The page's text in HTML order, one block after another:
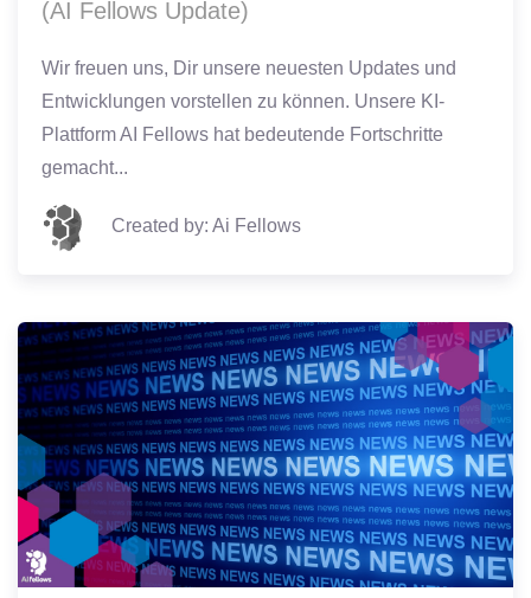
(AI Fellows Update)
Wir freuen uns, Dir unsere neuesten Updates und
Entwicklungen vorstellen zu können. Unsere KI-
Plattform AI Fellows hat bedeutende Fortschritte
gemacht...
Created by: Ai Fellows